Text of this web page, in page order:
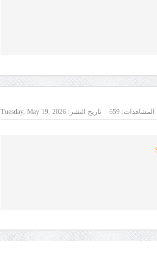
تاريخ النشر:Tuesday, May 19, 2026 المشاهدات:659